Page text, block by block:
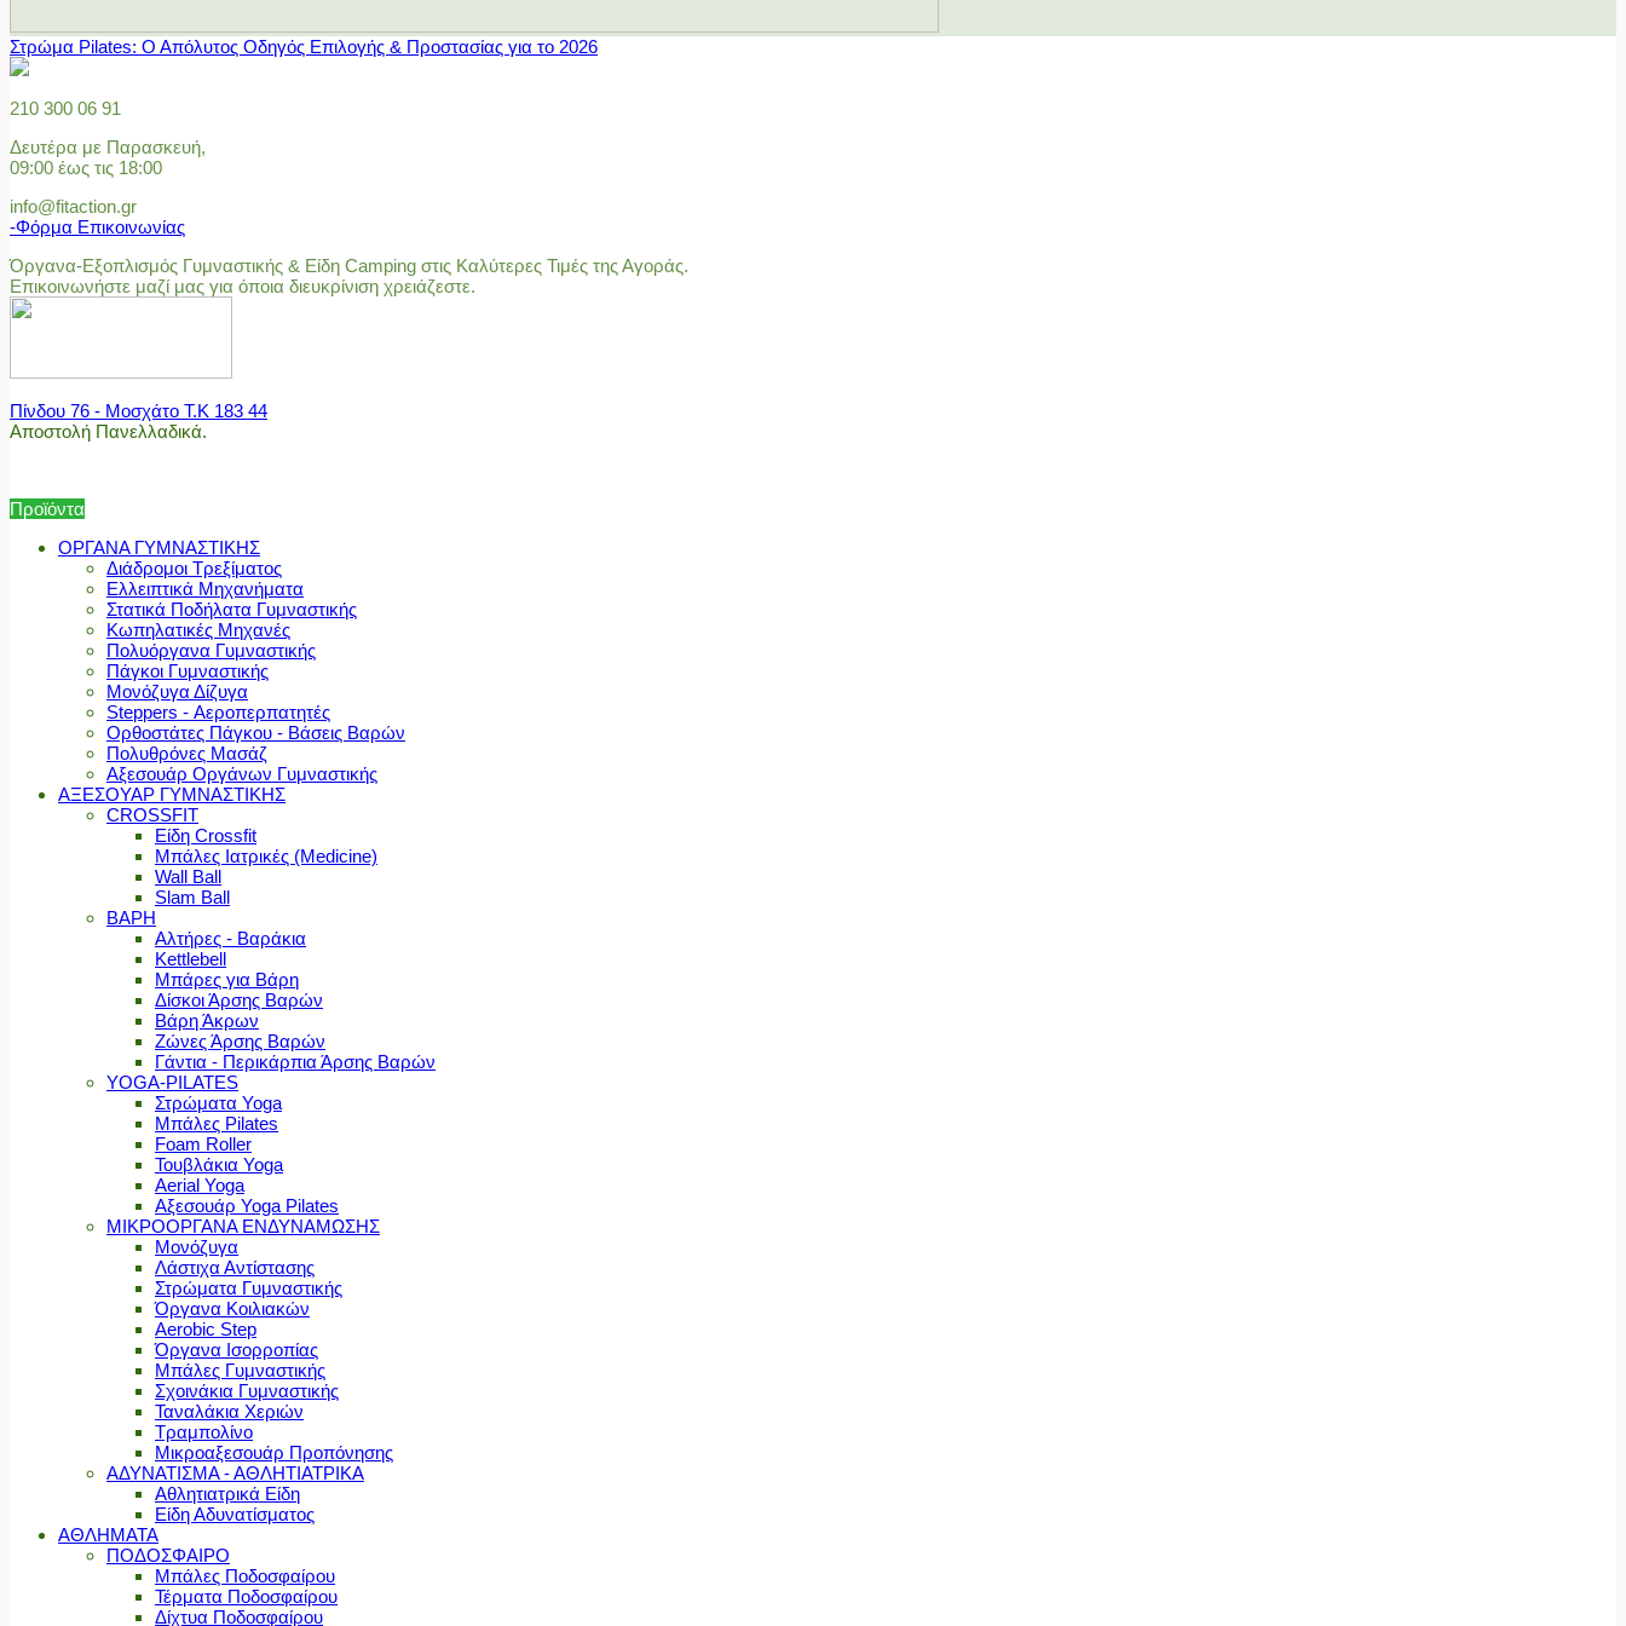
Στρώμα Pilates: Ο Απόλυτος Οδηγός Επιλογής & Προστασίας για το 2026
210 300 06 91
Δευτέρα με Παρασκευή,
09:00 έως τις 18:00
info@fitaction.gr
-Φόρμα Επικοινωνίας
Όργανα-Εξοπλισμός Γυμναστικής & Είδη Camping στις Καλύτερες Τιμές της Αγοράς.
Επικοινωνήστε μαζί μας για όποια διευκρίνιση χρειάζεστε.
Πίνδου 76 - Μοσχάτο Τ.Κ 183 44
Αποστολή Πανελλαδικά.
Προϊόντα
ΟΡΓΑΝΑ ΓΥΜΝΑΣΤΙΚΗΣ
Διάδρομοι Τρεξίματος
Ελλειπτικά Μηχανήματα
Στατικά Ποδήλατα Γυμναστικής
Κωπηλατικές Μηχανές
Πολυόργανα Γυμναστικής
Πάγκοι Γυμναστικής
Μονόζυγα Δίζυγα
Steppers - Αεροπερπατητές
Ορθοστάτες Πάγκου - Βάσεις Βαρών
Πολυθρόνες Μασάζ
Αξεσουάρ Οργάνων Γυμναστικής
ΑΞΕΣΟΥΑΡ ΓΥΜΝΑΣΤΙΚΗΣ
CROSSFIT
Είδη Crossfit
Μπάλες Ιατρικές (Medicine)
Wall Ball
Slam Ball
ΒΑΡΗ
Αλτήρες - Βαράκια
Kettlebell
Μπάρες για Βάρη
Δίσκοι Άρσης Βαρών
Βάρη Άκρων
Ζώνες Άρσης Βαρών
Γάντια - Περικάρπια Άρσης Βαρών
YOGA-PILATES
Στρώματα Yoga
Μπάλες Pilates
Foam Roller
Τουβλάκια Yoga
Aerial Yoga
Αξεσουάρ Yoga Pilates
ΜΙΚΡΟΟΡΓΑΝΑ ΕΝΔΥΝΑΜΩΣΗΣ
Μονόζυγα
Λάστιχα Αντίστασης
Στρώματα Γυμναστικής
Όργανα Κοιλιακών
Aerobic Step
Όργανα Ισορροπίας
Μπάλες Γυμναστικής
Σχοινάκια Γυμναστικής
Ταναλάκια Χεριών
Τραμπολίνο
Μικροαξεσουάρ Προπόνησης
ΑΔΥΝΑΤΙΣΜΑ - ΑΘΛΗΤΙΑΤΡΙΚΑ
Αθλητιατρικά Είδη
Είδη Αδυνατίσματος
ΑΘΛΗΜΑΤΑ
ΠΟΔΟΣΦΑΙΡΟ
Μπάλες Ποδοσφαίρου
Τέρματα Ποδοσφαίρου
Δίχτυα Ποδοσφαίρου